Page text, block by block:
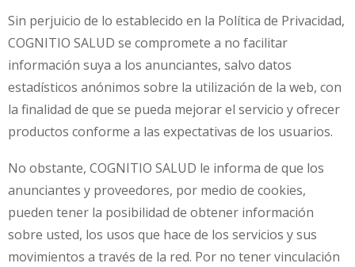
Sin perjuicio de lo establecido en la Política de Privacidad,
COGNITIO SALUD se compromete a no facilitar
información suya a los anunciantes, salvo datos
estadísticos anónimos sobre la utilización de la web, con
la finalidad de que se pueda mejorar el servicio y ofrecer
productos conforme a las expectativas de los usuarios.
No obstante, COGNITIO SALUD le informa de que los
anunciantes y proveedores, por medio de cookies,
pueden tener la posibilidad de obtener información
sobre usted, los usos que hace de los servicios y sus
movimientos a través de la red. Por no tener vinculación